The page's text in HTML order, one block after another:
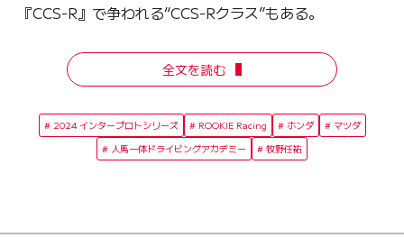
『CCS-R』で争われる“CCS-Rクラス”もある。
全文を読む
2024 インタープロトシリーズ ROOKIE Racing ホンダ
マツダ
人馬一体ドライビングアカデミー
牧野任祐